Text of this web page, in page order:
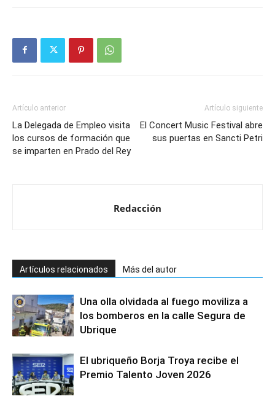
Artículo anterior
La Delegada de Empleo visita
los cursos de formación que
se imparten en Prado del Rey
Artículo siguiente
El Concert Music Festival abre
sus puertas en Sancti Petri
Redacción
Artículos relacionados Más del autor
Una olla olvidada al fuego moviliza a
los bomberos en la calle Segura de
Ubrique
El ubriqueño Borja Troya recibe el
Premio Talento Joven 2026